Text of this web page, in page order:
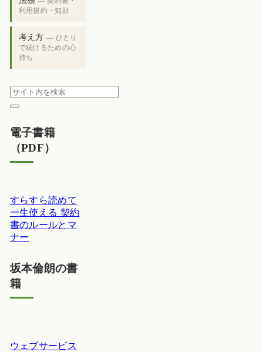
利用規約・知財
考え方 — ひとり
で続けるための心
持ち
電子書籍
（PDF）
すらすら読めて
一生使える 契約
書のルールとマ
ナー
坂本倫朗の書
籍
ウェブサービス